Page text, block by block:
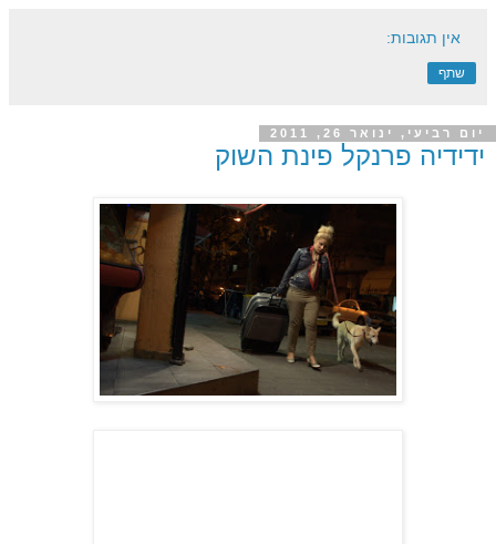
אין תגובות:
שתף
יום רביעי, ינואר 26, 2011
ידידיה פרנקל פינת השוק